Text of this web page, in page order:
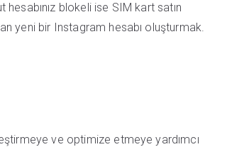
hesabınız blokeli ise SIM kart satın
yeni bir Instagram hesabı oluşturmak.
ve optimize etmeye yardımcı